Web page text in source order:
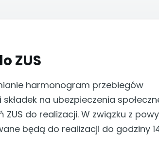
ZUS
harmonogram przebiegów
na ubezpieczenia
do realizacji. W związku z
będą do realizacji do godziny